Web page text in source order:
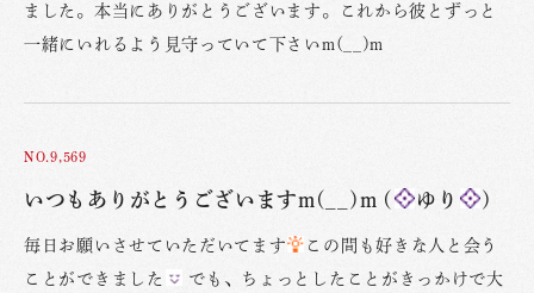
ました。本当にありがとうございます。これから彼とずっと
一緒にいれるよう見守っていて下さいm(__)m
NO.9,569
いつもありがとうございますm(__)m ( ゆり )
毎日お願いさせていただいてます
この間も好きな人と会う
ことができました
でも、ちょっとしたことがきっかけで大